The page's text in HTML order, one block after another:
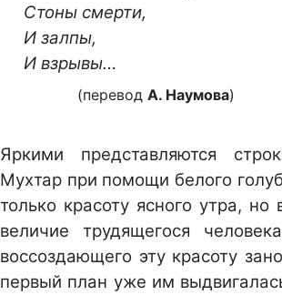
Стоны смерти,
И залпы,
И взрывы…
(перевод А. Наумова)
Яркими представляются
Мухтар при помощи белого
только красоту ясного утра,
величие трудящегося
воссоздающего эту красоту
первый план уже им